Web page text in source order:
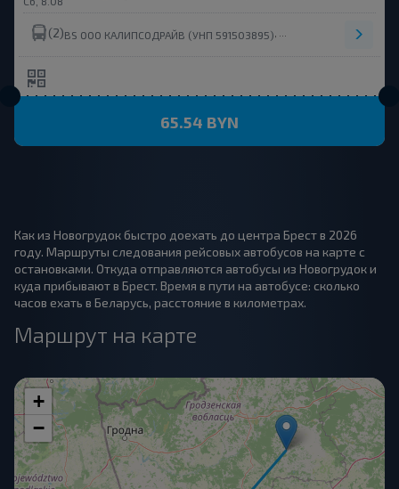
(2)BS OOO КАЛИПСОДРАЙВ (УНП 591503895) BS ООО ФЛАЙБУС (УНП
65.54 BYN
Как из Новогрудок быстро доехать до центра Брест в 2026
году. Маршруты следования рейсовых автобусов на карте с
остановками. Откуда отправляются автобусы из Новогрудок и
куда прибывают в Брест. Время в пути на автобусе: сколько
часов ехать в Беларусь, расстояние в километрах.
Маршрут на карте
+
−